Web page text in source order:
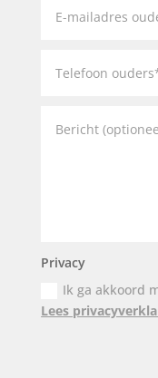
Privacy
Ik ga akkoord
Lees